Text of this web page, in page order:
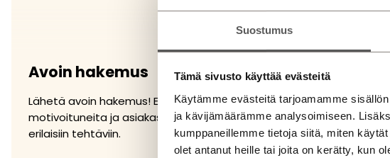
Suostumus
Tämä sivusto käyttää evästeitä
Käytämme evästeitä tarjoamamme
ja kävijämäärämme analysoimiseen.
kumppaneillemme tietoja siitä, miten
olet antanut heille tai joita on kerätty, kun
Avoin hakemus
Lähetä avoin hakemus! Etsimme jatkuvasti
motivoituneita ja asiakaspalveluhenkisiä osaajia
erilaisiin tehtäviin.
Löydät
myös